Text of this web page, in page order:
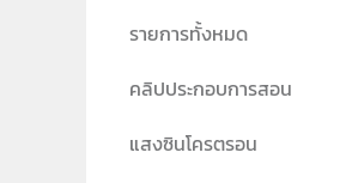
รายการทั้งหมด
คลิปประกอบการสอน
แสงซินโครตรอน